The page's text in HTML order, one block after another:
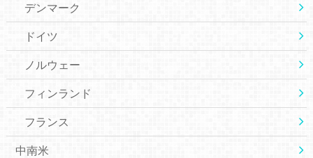
デンマーク
ドイツ
ノルウェー
フィンランド
フランス
中南米